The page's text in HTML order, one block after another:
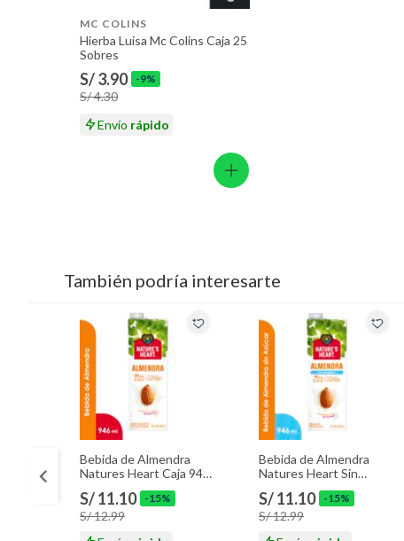
MC COLINS
Hierba Luisa Mc Colins Caja 25
Sobres
S/ 3.90 -9%
S/ 4.30
Envío rápido
También podría interesarte
Bebida de Almendra
Natures Heart Caja 946
S/ 11.10 -15%
S/ 12.99
Bebida de Almendra
Natures Heart Sin
Azúcar Caja 946 mL
S/ 11.10 -15%
S/ 12.99